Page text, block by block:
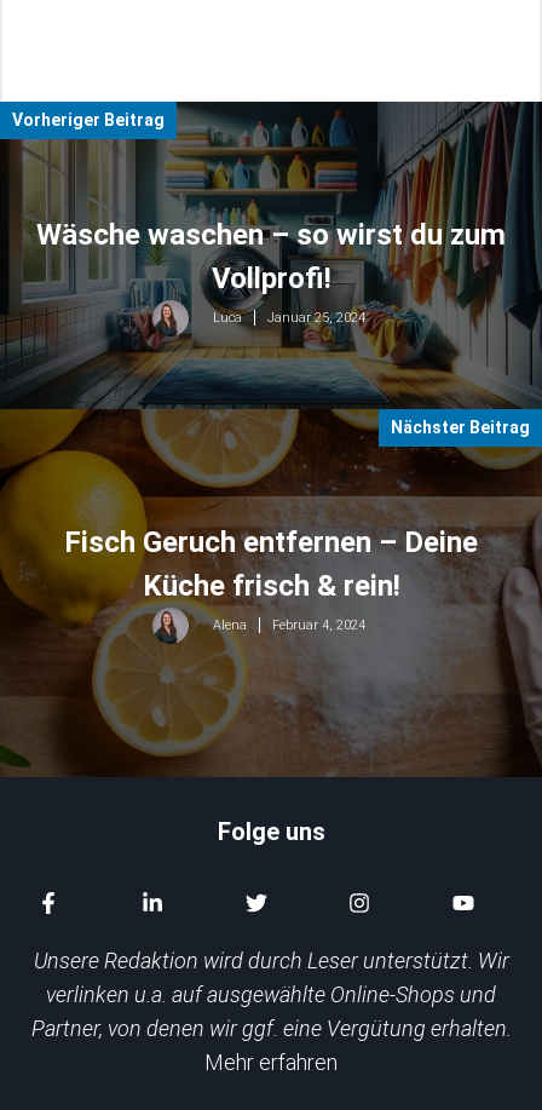
Vorheriger Beitrag
Wäsche waschen – so wirst du zum
Vollprofi!
Luca Januar 25, 2024
Nächster Beitrag
Fisch Geruch entfernen – Deine
Küche frisch & rein!
Alena Februar 4, 2024
Folge uns
Unsere Redaktion wird durch Leser unterstützt. Wir
verlinken u.a. auf ausgewählte Online-Shops und
Partner, von denen wir ggf. eine Vergütung erhalten.
Mehr erfahren